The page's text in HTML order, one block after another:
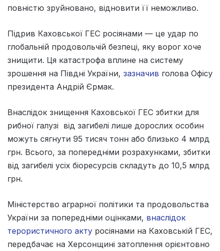
повністю зруйновано, відновити її неможливо.
Підрив Каховської ГЕС росіянами — це удар по
глобальній продовольчій безпеці, яку ворог хоче
знищити. Ця катастрофа вплине на систему
зрошення на Півдні України, зазначив голова Офісу
президента Андрій Єрмак.
Внаслідок знищення Каховської ГЕС збитки для
рибної галузі від загибелі лише дорослих особин
можуть сягнути 95 тисяч тонн або близько 4 млрд
грн. Всього, за попередніми розрахунками, збитки
від загибелі усіх біоресурсів складуть до 10,5 млрд
грн.
Міністерство аграрної політики та продовольства
України за попередніми оцінками, внаслідок
терористичного акту росіянами на Каховській ГЕС,
передбачає на Херсонщині затоплення орієнтовно